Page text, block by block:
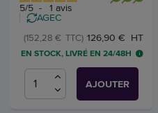
5/5 - 1 avis
AGEC
126,90 € HT
(152,28 € TTC)
EN STOCK, LIVRÉ EN 24/48H
AJOUTER